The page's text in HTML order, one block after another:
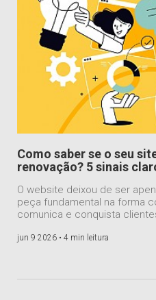
Como saber se o seu
renovação? 5 sinais
O website deixou de ser
peça fundamental na forma
comunica e conquista
jun 9 2026 • 4 min leitura